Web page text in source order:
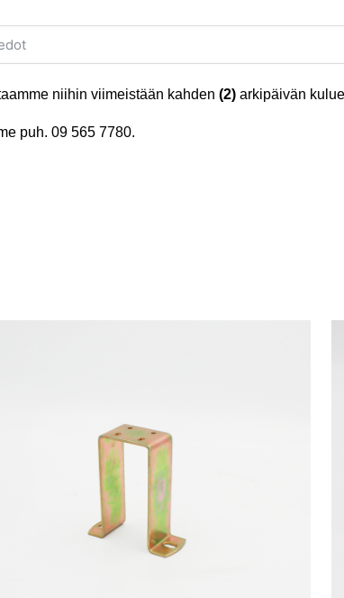
niihin viimeistään kahden (2) arkipäivän
puh. 09 565 7780.